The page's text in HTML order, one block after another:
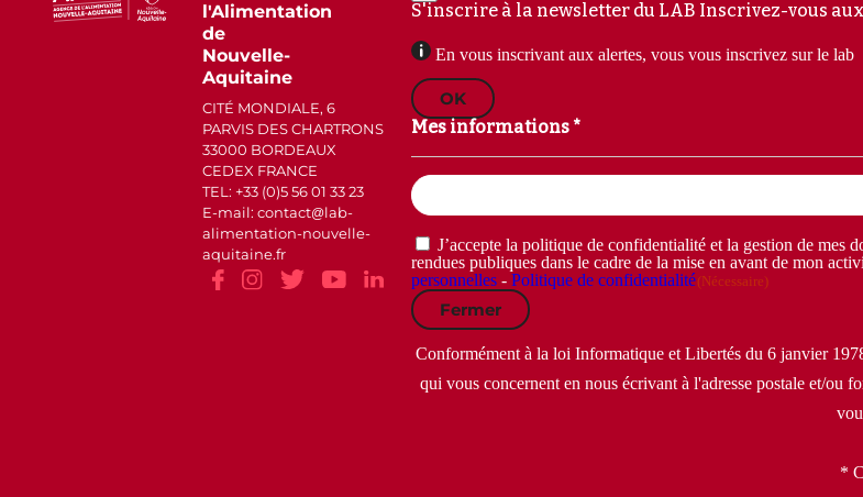
l'Alimentation
de
Nouvelle-
Aquitaine
CITÉ MONDIALE, 6
PARVIS DES CHARTRONS
33000 BORDEAUX
CEDEX FRANCE
TEL: +33 (0)5 56 01 33 23
E-mail: contact
lab-
alimentation-nouvelle-
aquitaine.fr
S'inscrire à la newsletter du LAB Inscrivez-vous
En vous inscrivant aux alertes, vous vous inscrivez sur le lab
OK
Mes informations *
Email
(Nécessaire)
RGPD
(Nécessaire)
J’accepte la politique de confidentialité et la gestion de mes
rendues publiques dans le cadre de la mise en avant de mon
personnelles- Politique de confidentialité(Nécessaire)
Fermer
Conformément à la loi Informatique et Libertés du 6 janvier
qui vous concernent en nous écrivant à l'adresse postale et/ou
*